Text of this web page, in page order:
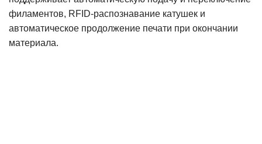
филаментов, RFID-распознавание катушек и
автоматическое продолжение печати при окончании
материала.